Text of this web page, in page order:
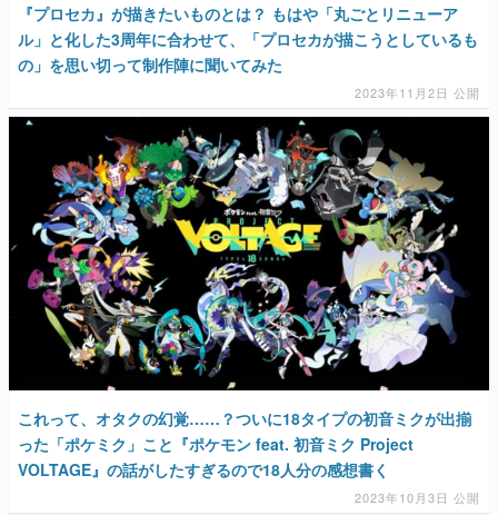
『プロセカ』が描きたいものとは？ もはや「丸ごとリニューア
ル」と化した3周年に合わせて、「プロセカが描こうとしているも
の」を思い切って制作陣に聞いてみた
2023年11月2日 公開
これって、オタクの幻覚……？ついに18タイプの初音ミクが出揃
った「ポケミク」こと『ポケモン feat. 初音ミク Project
VOLTAGE』の話がしたすぎるので18人分の感想書く
2023年10月3日 公開